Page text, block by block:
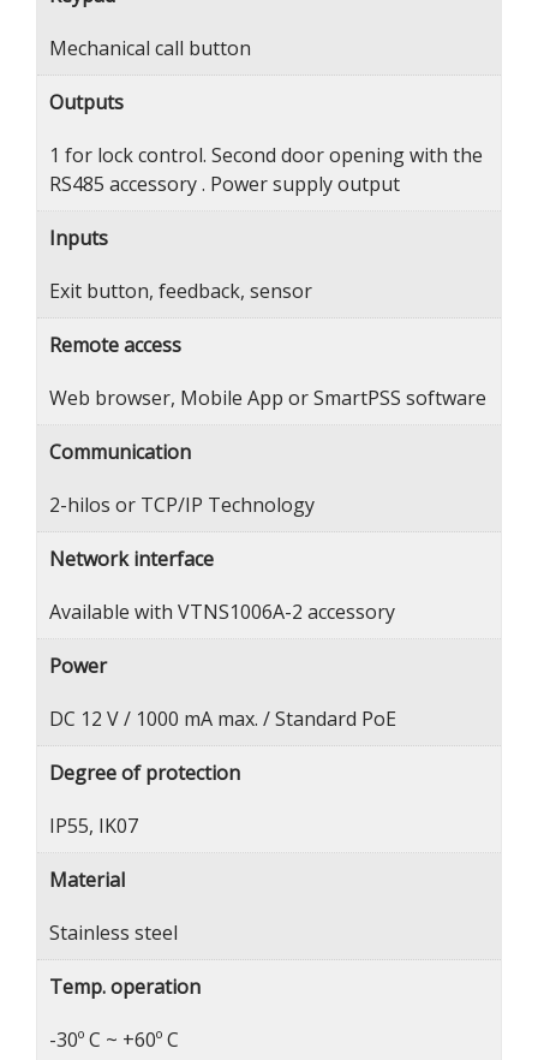
Mechanical call button
Outputs
1 for lock control. Second door opening with the
RS485 accessory . Power supply output
Inputs
Exit button, feedback, sensor
Remote access
Web browser, Mobile App or SmartPSS software
Communication
2-hilos or TCP/IP Technology
Network interface
Available with VTNS1006A-2 accessory
Power
DC 12 V / 1000 mA max. / Standard PoE
Degree of protection
IP55, IK07
Material
Stainless steel
Temp. operation
-30º C ~ +60º C